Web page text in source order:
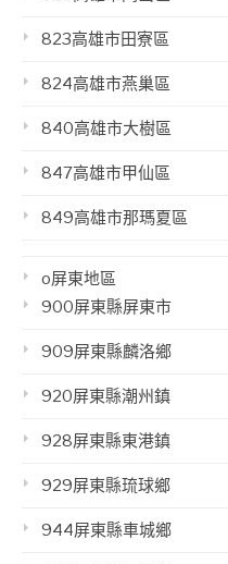
823高雄市田寮區
824高雄市燕巢區
840高雄市大樹區
847高雄市甲仙區
849高雄市那瑪夏區
o屏東地區
900屏東縣屏東市
909屏東縣麟洛鄉
920屏東縣潮州鎮
928屏東縣東港鎮
929屏東縣琉球鄉
944屏東縣車城鄉